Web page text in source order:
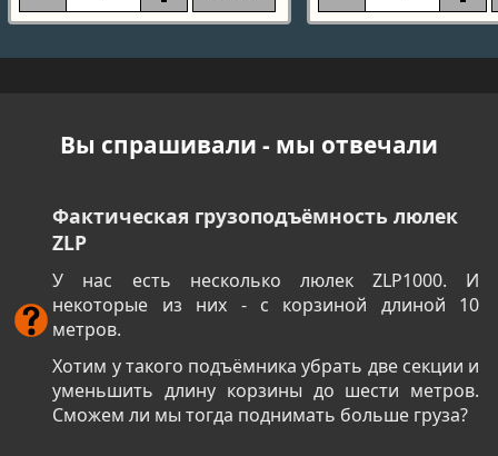
Вы спрашивали - мы отвечали
Фактическая грузоподъёмность люлек
ZLP
У нас есть несколько люлек ZLP1000. И
некоторые из них - с корзиной длиной 10
метров.
Хотим у такого подъёмника убрать две секции и
уменьшить длину корзины до шести метров.
Сможем ли мы тогда поднимать больше груза?